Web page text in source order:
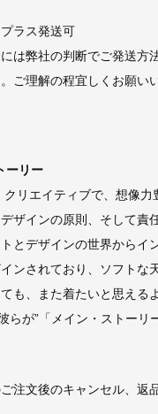
ラス発送可
は弊社の判断でご発送方
ご理解の程宜しくお願い
ーリー
リエイティブで、想像
ザインの原則、そして責
とデザインの世界からイ
ンされており、ソフトな
も、また着たいと思える
らが”「メイン・ストーリ
注文後のキャンセル、返